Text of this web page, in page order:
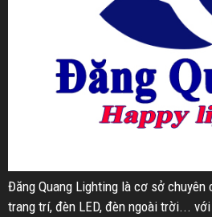
Đăng Quang Lighting là cơ sở chuyên
trang trí, đèn LED, đèn ngoài trời...